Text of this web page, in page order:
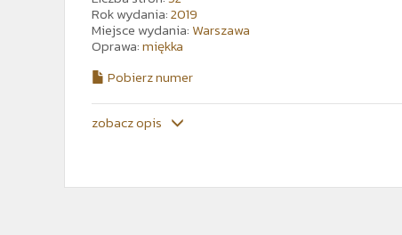
Rok wydania:2019
Miejsce wydania: Warszawa
Oprawa:miękka
Pobierz numer
zobacz opis